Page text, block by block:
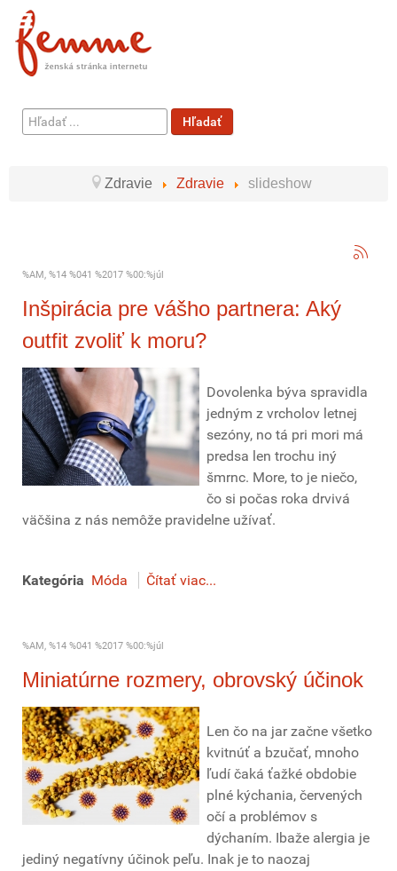
Hľadať
...
Hľadať
Zdravie Zdravie slideshow
%AM, %14 %041 %2017 %00:%júl
Inšpirácia pre vášho partnera: Aký
outfit zvoliť k moru?
Dovolenka býva spravidla
jedným z vrcholov letnej
sezóny, no tá pri mori má
predsa len trochu iný
šmrnc. More, to je niečo,
čo si počas roka drvivá
väčšina z nás nemôže pravidelne užívať.
Kategória Móda Čítať viac...
%AM, %14 %041 %2017 %00:%júl
Miniatúrne rozmery, obrovský účinok
Len čo na jar začne všetko
kvitnúť a bzučať, mnoho
ľudí čaká ťažké obdobie
plné kýchania, červených
očí a problémov s
dýchaním. Ibaže alergia je
jediný negatívny účinok peľu. Inak je to naozaj